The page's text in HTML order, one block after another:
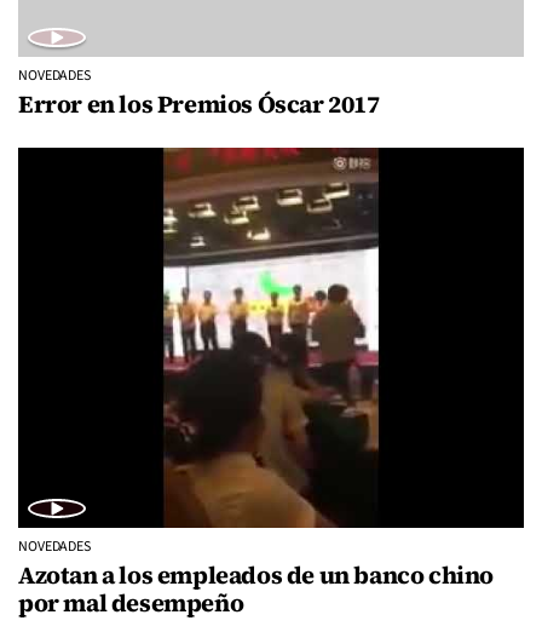
NOVEDADES
Error en los Premios Óscar 2017
NOVEDADES
Azotan a los empleados de un banco chino
por mal desempeño